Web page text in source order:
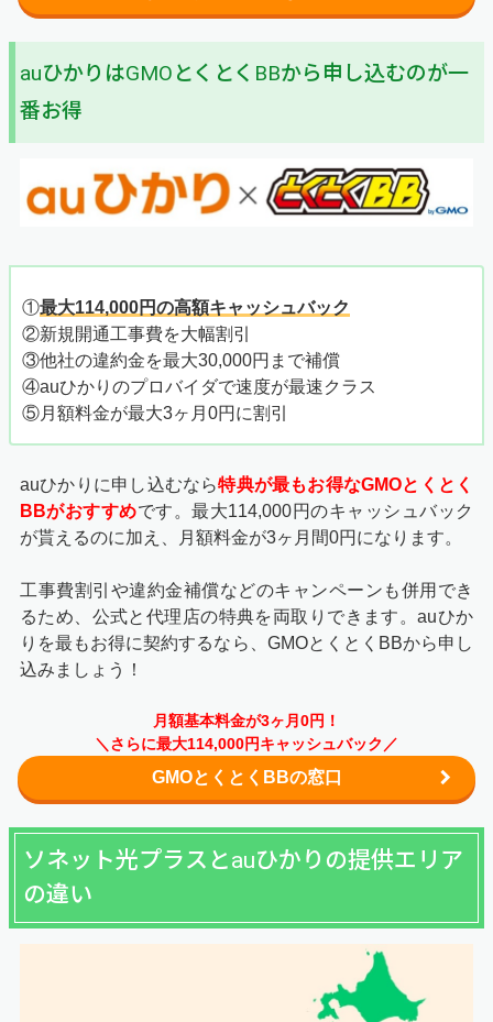
auひかりはGMOとくとくBBから申し込むのが一
番お得
①最大114,000円の高額キャッシュバック
②新規開通工事費を大幅割引
③他社の違約金を最大30,000円まで補償
④auひかりのプロバイダで速度が最速クラス
⑤月額料金が最大3ヶ月0円に割引
auひかりに申し込むなら特典が最もお得なGMOとくとく
BBがおすすめです。最大114,000円のキャッシュバック
が貰えるのに加え、月額料金が3ヶ月間0円になります。
工事費割引や違約金補償などのキャンペーンも併用でき
るため、公式と代理店の特典を両取りできます。auひか
りを最もお得に契約するなら、GMOとくとくBBから申し
込みましょう！
月額基本料金が3ヶ月0円！
＼さらに最大114,000円キャッシュバック／
GMOとくとくBBの窓口
ソネット光プラスとauひかりの提供エリア
の違い